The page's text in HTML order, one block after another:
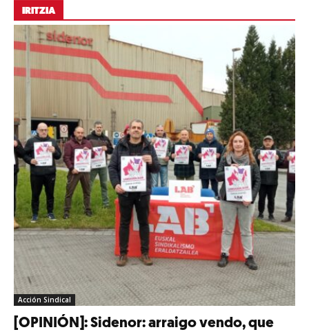
IRITZIA
Acción Sindical
[OPINIÓN]: Sidenor: arraigo vendo, que